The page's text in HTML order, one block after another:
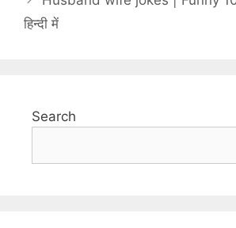
हिन्दी में
Search